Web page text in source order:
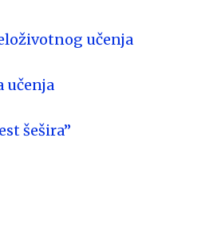
učenja
učenja
šešira”